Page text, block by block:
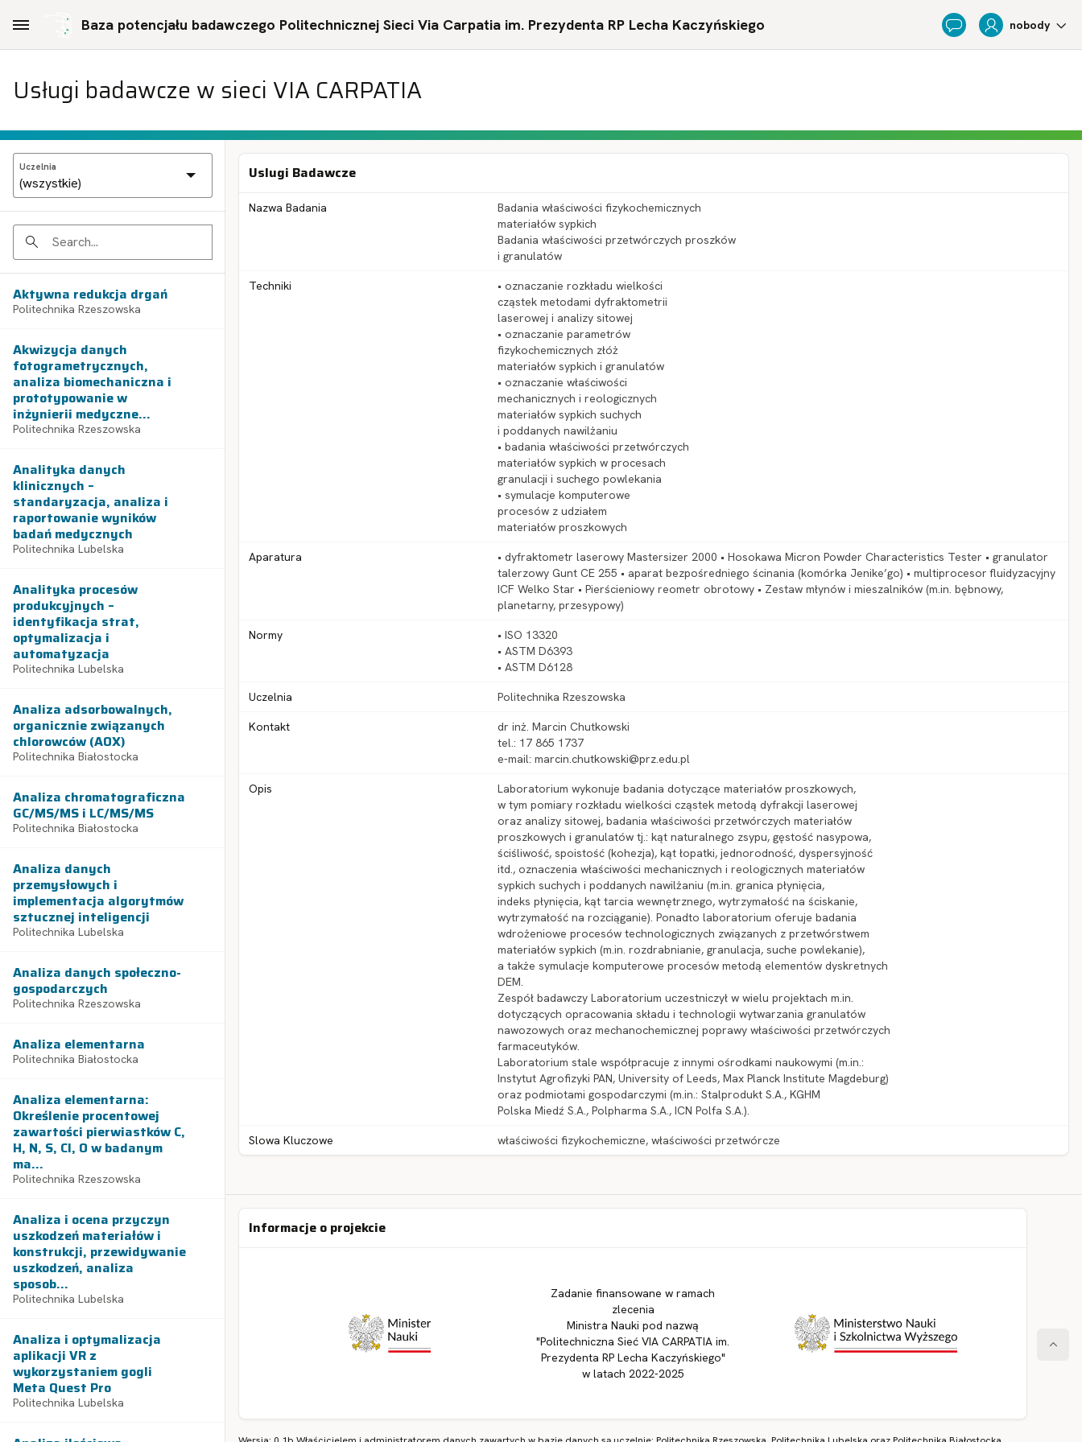
Baza potencjału badawczego Politechnicznej Sieci Via Carpatia im. Prezydenta RP Lecha Kaczyńskiego Feedback nobody
Usługi badawcze w sieci VIA CARPATIA
Uczelnia
Search
Aktywna redukcja drgań
Politechnika Rzeszowska
Akwizycja danych
fotogrametrycznych,
analiza biomechaniczna i
prototypowanie w
inżynierii medyczne...
Politechnika Rzeszowska
Analityka danych
klinicznych –
standaryzacja, analiza i
raportowanie wyników
badań medycznych
Politechnika Lubelska
Analityka procesów
produkcyjnych –
identyfikacja strat,
optymalizacja i
automatyzacja
Politechnika Lubelska
Analiza adsorbowalnych,
organicznie związanych
chlorowców (AOX)
Politechnika Białostocka
Analiza chromatograficzna
GC/MS/MS i LC/MS/MS
Politechnika Białostocka
Analiza danych
przemysłowych i
implementacja algorytmów
sztucznej inteligencji
Politechnika Lubelska
Analiza danych społeczno-
gospodarczych
Politechnika Rzeszowska
Analiza elementarna
Politechnika Białostocka
Analiza elementarna:
Określenie procentowej
zawartości pierwiastków C,
H, N, S, Cl, O w badanym
ma...
Politechnika Rzeszowska
Analiza i ocena przyczyn
uszkodzeń materiałów i
konstrukcji, przewidywanie
uszkodzeń, analiza
sposob...
Politechnika Lubelska
Analiza i optymalizacja
aplikacji VR z
wykorzystaniem gogli
Meta Quest Pro
Politechnika Lubelska
Uslugi Badawcze
Nazwa Badania
Badania właściwości fizykochemicznych
materiałów sypkich
Badania właściwości przetwórczych proszków
i granulatów
Techniki
• oznaczanie rozkładu wielkości
cząstek metodami dyfraktometrii
laserowej i analizy sitowej
• oznaczanie parametrów
fizykochemicznych złóż
materiałów sypkich i granulatów
• oznaczanie właściwości
mechanicznych i reologicznych
materiałów sypkich suchych
i poddanych nawilżaniu
• badania właściwości przetwórczych
materiałów sypkich w procesach
granulacji i suchego powlekania
• symulacje komputerowe
procesów z udziałem
materiałów proszkowych
Aparatura
• dyfraktometr laserowy Mastersizer 2000 • Hosokawa Micron Powder Characteristics Tester • granulator
talerzowy Gunt CE 255 • aparat bezpośredniego ścinania (komórka Jenike’go) • multiprocesor fluidyzacyjny
ICF Welko Star • Pierścieniowy reometr obrotowy • Zestaw młynów i mieszalników (m.in. bębnowy,
planetarny, przesypowy)
Normy
• ISO 13320
• ASTM D6393
• ASTM D6128
Uczelnia Politechnika Rzeszowska
Kontakt
dr inż. Marcin Chutkowski
tel.: 17 865 1737
e-mail: marcin.chutkowski@prz.edu.pl
Opis
Laboratorium wykonuje badania dotyczące materiałów proszkowych,
w tym pomiary rozkładu wielkości cząstek metodą dyfrakcji laserowej
oraz analizy sitowej, badania właściwości przetwórczych materiałów
proszkowych i granulatów tj.: kąt naturalnego zsypu, gęstość nasypowa,
ściśliwość, spoistość (kohezja), kąt łopatki, jednorodność, dyspersyjność
itd., oznaczenia właściwości mechanicznych i reologicznych materiałów
sypkich suchych i poddanych nawilżaniu (m.in. granica płynięcia,
indeks płynięcia, kąt tarcia wewnętrznego, wytrzymałość na ściskanie,
wytrzymałość na rozciąganie). Ponadto laboratorium oferuje badania
wdrożeniowe procesów technologicznych związanych z przetwórstwem
materiałów sypkich (m.in. rozdrabnianie, granulacja, suche powlekanie),
a także symulacje komputerowe procesów metodą elementów dyskretnych
DEM.
Zespół badawczy Laboratorium uczestniczył w wielu projektach m.in.
dotyczących opracowania składu i technologii wytwarzania granulatów
nawozowych oraz mechanochemicznej poprawy właściwości przetwórczych
farmaceutyków.
Laboratorium stale współpracuje z innymi ośrodkami naukowymi (m.in.:
Instytut Agrofizyki PAN, University of Leeds, Max Planck Institute Magdeburg)
oraz podmiotami gospodarczymi (m.in.: Stalprodukt S.A., KGHM
Polska Miedź S.A., Polpharma S.A., ICN Polfa S.A.).
Slowa Kluczowe właściwości fizykochemiczne, właściwości przetwórcze
Informacje o projekcie
Zadanie finansowane w ramach
zlecenia
Ministra Nauki pod nazwą
"Politechniczna Sieć VIA CARPATIA im.
Prezydenta RP Lecha Kaczyńskiego"
w latach 2022-2025